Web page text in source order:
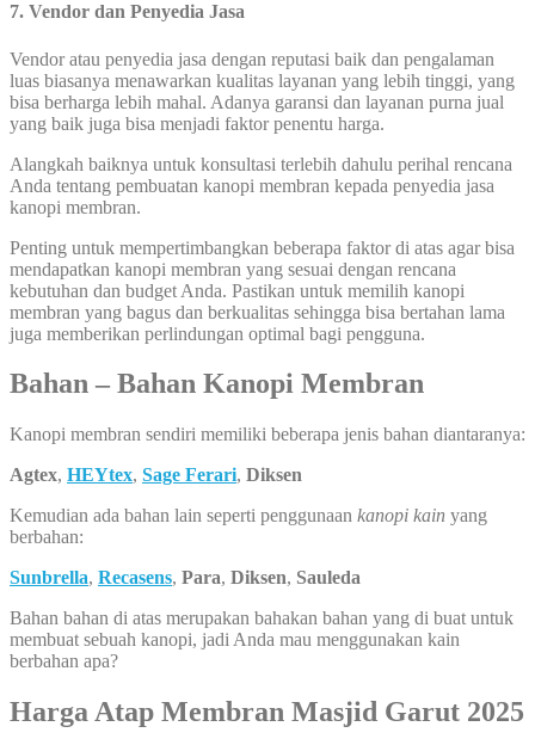
7. Vendor dan Penyedia Jasa
Vendor atau penyedia jasa dengan reputasi baik dan pengalaman
luas biasanya menawarkan kualitas layanan yang lebih tinggi, yang
bisa berharga lebih mahal. Adanya garansi dan layanan purna jual
yang baik juga bisa menjadi faktor penentu harga.
Alangkah baiknya untuk konsultasi terlebih dahulu perihal rencana
Anda tentang pembuatan kanopi membran kepada penyedia jasa
kanopi membran.
Penting untuk mempertimbangkan beberapa faktor di atas agar bisa
mendapatkan kanopi membran yang sesuai dengan rencana
kebutuhan dan budget Anda. Pastikan untuk memilih kanopi
membran yang bagus dan berkualitas sehingga bisa bertahan lama
juga memberikan perlindungan optimal bagi pengguna.
Bahan – Bahan Kanopi Membran
Kanopi membran sendiri memiliki beberapa jenis bahan diantaranya:
Agtex, HEYtex, Sage Ferari, Diksen
Kemudian ada bahan lain seperti penggunaan kanopi kain yang
berbahan:
Sunbrella, Recasens, Para, Diksen, Sauleda
Bahan bahan di atas merupakan bahakan bahan yang di buat untuk
membuat sebuah kanopi, jadi Anda mau menggunakan kain
berbahan apa?
Harga Atap Membran Masjid Garut 2025